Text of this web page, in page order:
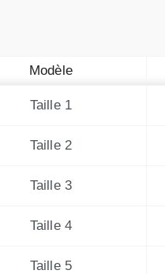
Modèle
Taille 1
Taille 2
Taille 3
Taille 4
Taille 5